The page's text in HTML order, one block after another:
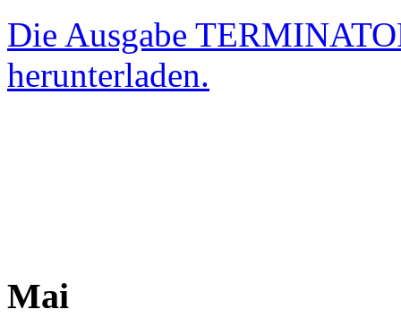
Die Ausgabe
herunterladen.
Mai